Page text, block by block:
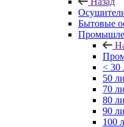
Бытовые
< 30
50
70
80
90
100